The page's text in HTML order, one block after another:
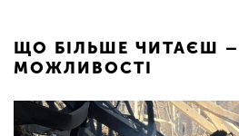
ЩО БІЛЬШЕ ЧИТАЄШ
МОЖЛИВОСТІ